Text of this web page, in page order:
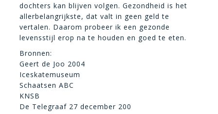
dochters kan blijven volgen. Gezondheid is het
allerbelangrijkste, dat valt in geen geld te
vertalen. Daarom probeer ik een gezonde
levensstijl erop na te houden en goed te eten.
Bronnen:
Geert de Joo 2004
Iceskatemuseum
Schaatsen ABC
KNSB
De Telegraaf 27 december 200